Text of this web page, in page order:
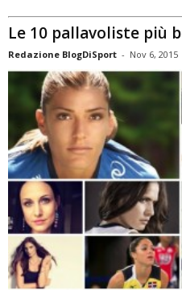
Le 10 pallavoliste più
Redazione BlogDiSport - Nov 6, 2015